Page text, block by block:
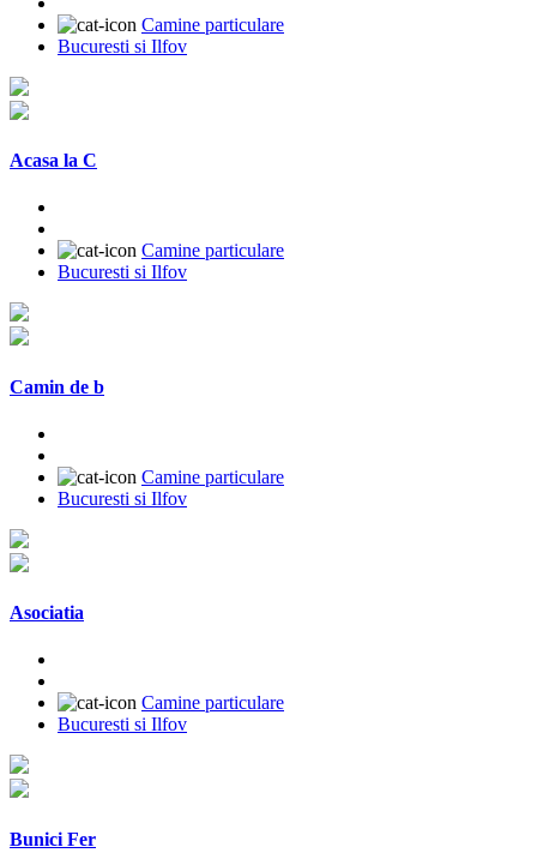
Camine particulare
Bucuresti si Ilfov
Acasa la C
Camine particulare
Bucuresti si Ilfov
Camin de b
Camine particulare
Bucuresti si Ilfov
Asociatia
Camine particulare
Bucuresti si Ilfov
Bunici Fer